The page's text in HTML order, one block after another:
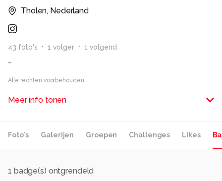
Tholen, Nederland
43 foto's 1 volger 1 volgend
-
Alle rechten voorbehouden
Meer info tonen
Foto's Galerijen Groepen Challenges Likes
1 badge(s) ontgrendeld